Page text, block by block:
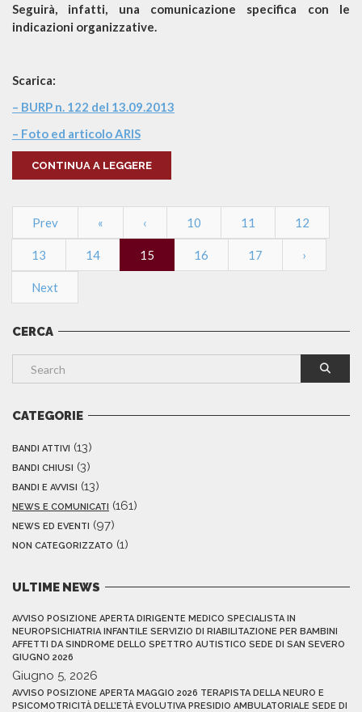
Seguirà, infatti, una comunicazione specifica con le
indicazioni organizzative.
Scarica:
– BURP n. 122 del 13.09.2013
– Foto ed articolo ARIS
CONTINUA A LEGGERE
Prev « ‹ 10 11 12
13 14 15 16 17 ›
Next
CERCA
CATEGORIE
BANDI ATTIVI (13)
BANDI CHIUSI (3)
BANDI E AVVISI (13)
NEWS E COMUNICATI (161)
NEWS ED EVENTI (97)
NON CATEGORIZZATO (1)
ULTIME NEWS
AVVISO POSIZIONE APERTA DIRIGENTE MEDICO SPECIALISTA IN
NEUROPSICHIATRIA INFANTILE SERVIZIO DI RIABILITAZIONE PER BAMBINI
AFFETTI DA SINDROME DELLO SPETTRO AUTISTICO SEDE DI SAN SEVERO
GIUGNO 2026
Giugno 5, 2026
AVVISO POSIZIONE APERTA MAGGIO 2026 TERAPISTA DELLA NEURO E
PSICOMOTRICITÀ DELL’ETÀ EVOLUTIVA PRESIDIO AMBULATORIALE SEDE DI